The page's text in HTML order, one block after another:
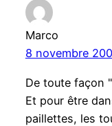
Marco
8 novembre
De toute façon
Et pour être
paillettes, les